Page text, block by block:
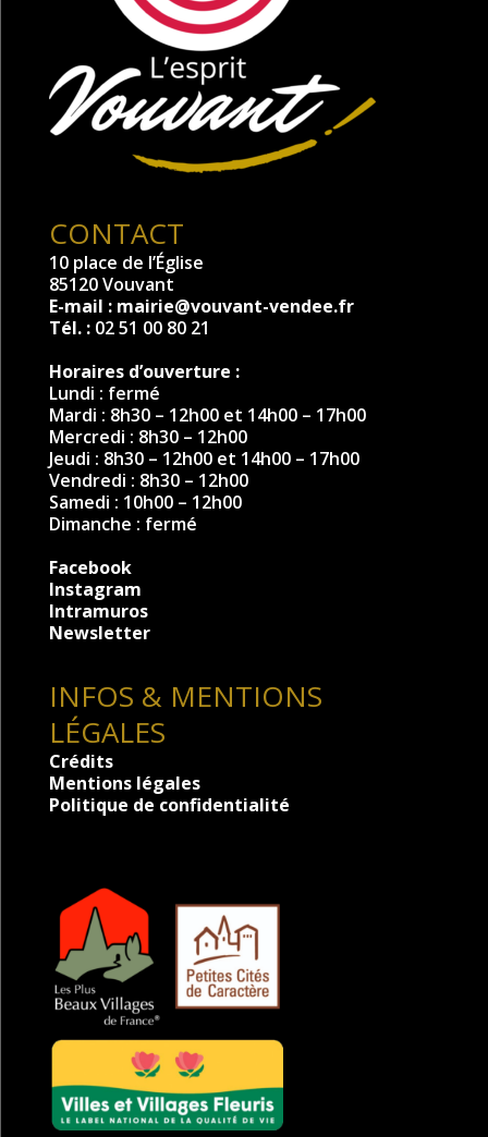
CONTACT
10 place de l’Église
85120 Vouvant
E-mail : mairie@vouvant-vendee.fr
Tél. : 02 51 00 80 21
Horaires d’ouverture :
Lundi : fermé
Mardi : 8h30 – 12h00 et 14h00 – 17h00
Mercredi : 8h30 – 12h00
Jeudi : 8h30 – 12h00 et 14h00 – 17h00
Vendredi : 8h30 – 12h00
Samedi : 10h00 – 12h00
Dimanche : fermé
Facebook
Instagram
Intramuros
Newsletter
INFOS & MENTIONS
LÉGALES
Crédits
Mentions légales
Politique de confidentialité